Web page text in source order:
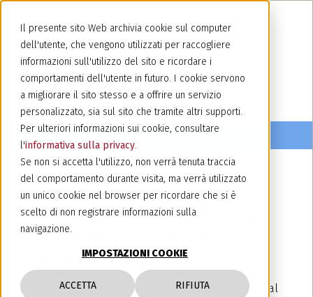
Il presente sito Web archivia cookie sul computer
dell'utente, che vengono utilizzati per raccogliere
informazioni sull'utilizzo del sito e ricordare i
comportamenti dell'utente in futuro. I cookie servono
a migliorare il sito stesso e a offrire un servizio
personalizzato, sia sul sito che tramite altri supporti.
Per ulteriori informazioni sui cookie, consultare
l'informativa sulla privacy.
Se non si accetta l'utilizzo, non verrà tenuta traccia
del comportamento durante visita, ma verrà utilizzato
un unico cookie nel browser per ricordare che si è
scelto di non registrare informazioni sulla
navigazione.
IMPOSTAZIONI COOKIE
ACCETTA RIFIUTA
5 maggio 2025
Legalmondo Members Meeting
2025 – Cracovia, Polonia, 8 - 10
La nostra counsel, Chiara De Ceseroparteciperà al